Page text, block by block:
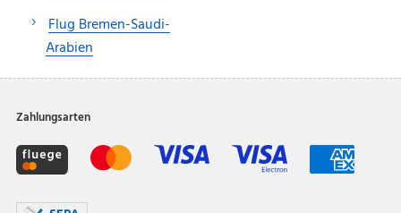
Flug Bremen-Saudi-
Arabien